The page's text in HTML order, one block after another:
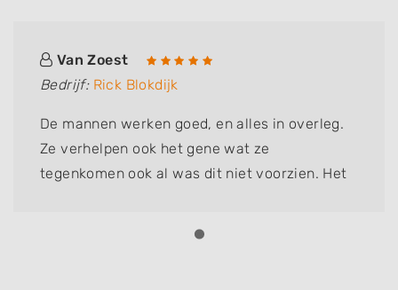
Van Zoest
Bedrijf: Rick Blokdijk
De mannen werken goed, en alles in overleg.
Ze verhelpen ook het gene wat ze
tegenkomen ook al was dit niet voorzien. Het